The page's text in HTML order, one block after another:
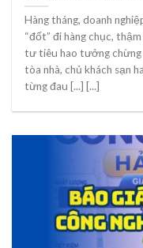
Hàng tháng, doanh
“đốt” đi hàng chục,
tư tiêu hao tưởng chừng
tòa nhà, chủ khách sạn
từng đau [...] [...]